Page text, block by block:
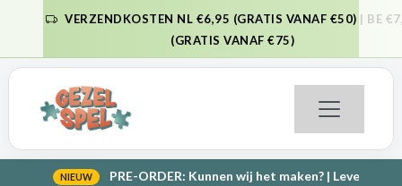
VERZENDKOSTEN NL €6,95 (GRATIS VANAF €50) | BE €7,95
(GRATIS VANAF €75)
PRE-ORDER: Kunnen wij het maken? | Leverbaar in 1000 en